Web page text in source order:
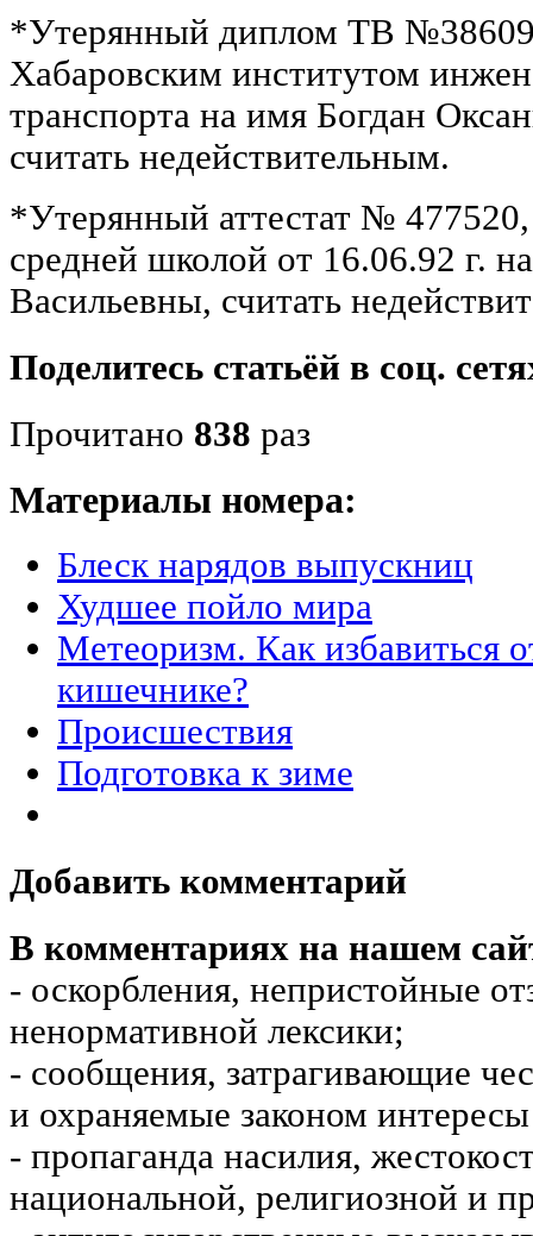
*Утерянный диплом ТВ
Хабаровским институтом
транспорта на имя Богдан
считать недействительным.
*Утерянный аттестат №
средней школой от 16.06.92 г.
Васильевны, считать
Поделитесь статьёй в соц.
Прочитано 838 раз
Материалы номера:
Блеск нарядов выпускниц
Худшее пойло мира
Метеоризм. Как избавиться
кишечнике?
Происшествия
Подготовка к зиме
Добавить комментарий
В комментариях на нашем
- оскорбления, непристойные
ненормативной лексики;
- сообщения, затрагивающие
и охраняемые законом
- пропаганда насилия,
национальной, религиозной и